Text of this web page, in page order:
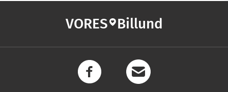
VORES Billund